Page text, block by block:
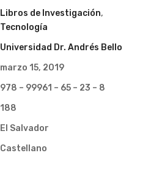
Libros de Investigación,
Tecnología
Universidad Dr. Andrés Bello
marzo 15, 2019
978 – 99961 – 65 – 23 – 8
188
El Salvador
Castellano